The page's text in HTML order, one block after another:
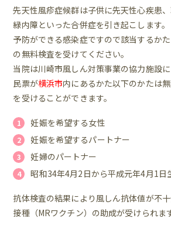
先天性風疹症候群は子供に先天性心疾患、
緑内障といった合併症を引き起こします。
予防ができる感染症ですので該当するか
の無料検査を受けてください。
当院は川崎市風しん対策事業の協力施設
民票が横浜市内にあるかた以下のかたは
を受けることができます。
1 妊娠を希望する女性
2 妊娠を希望するパートナー
3 妊婦のパートナー
4 昭和34年4月2日から平成元年4月1日
抗体検査の結果により風しん抗体値が不
接種（MRワクチン）の助成が受けられます